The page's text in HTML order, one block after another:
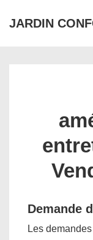
passer
JARDIN
Demande
Les